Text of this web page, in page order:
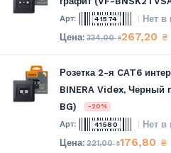
41574 Нет в
334,00₴267,20 ₴
Розетка 2-я CAT6
BINERA Videx, Черный
BG)
-20%
41580 Нет в
221,00₴176,80 ₴